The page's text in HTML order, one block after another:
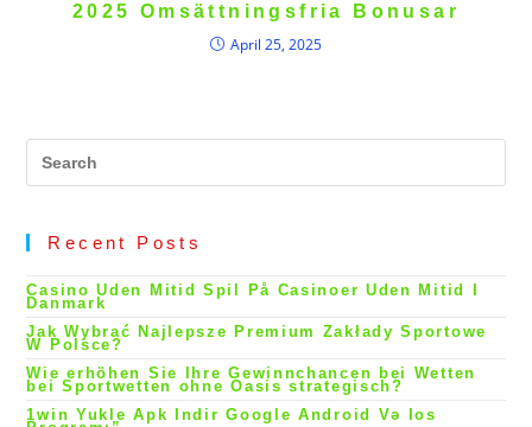
2025 Omsättningsfria Bonusar
April 25, 2025
Recent Posts
Casino Uden Mitid Spil På Casinoer Uden Mitid I
Danmark
Jak Wybrać Najlepsze Premium Zakłady Sportowe
W Polsce?
Wie erhöhen Sie Ihre Gewinnchancen bei Wetten
bei Sportwetten ohne Oasis strategisch?
1win Yukle Apk Indir Google Android Və Ios